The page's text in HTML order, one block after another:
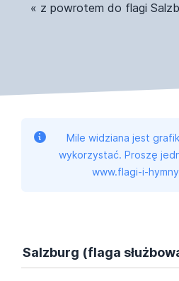
« z powrotem do flagi
Mile widziana jest
wykorzystać. Proszę
www.flagi-i-
Salzburg (flaga